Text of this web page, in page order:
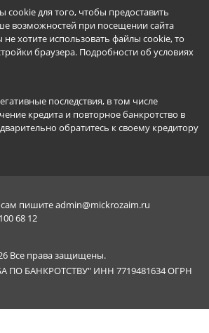
для того, чтобы предоставить
возможностей при посещении сайта
хотите использовать файлы cookie, то
браузера. Подробности об условиях
последствия, в том числе
кредита и повторное банкротство в
обратитесь к своему кредитору
пишитеadmin@mickrozaim.ru
68 12
Все права защищены.
БАНКРОТСТВУ" ИНН 7719481634 ОГРН